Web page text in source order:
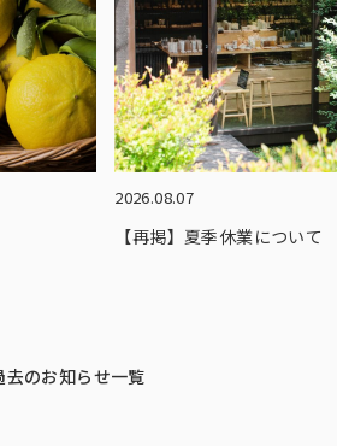
2026.08.07
【再掲】夏季休業について
去のお知らせ一覧